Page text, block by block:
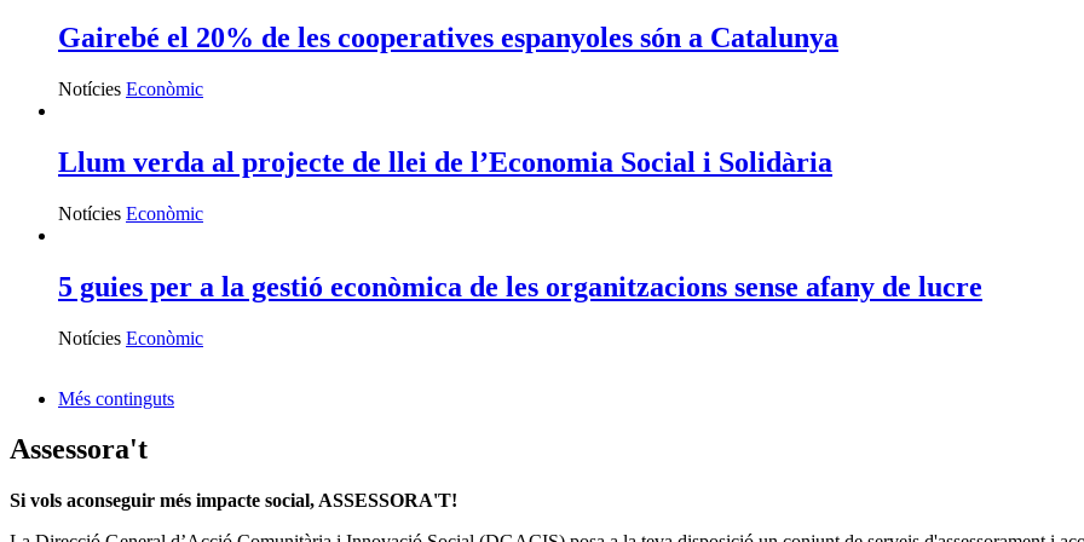
Gairebé el 20% de les cooperatives espanyoles són a Catalunya
Notícies Econòmic
Llum verda al projecte de llei de l’Economia Social i Solidària
Notícies Econòmic
5 guies per a la gestió econòmica de les organitzacions sense afany de lucre
Notícies Econòmic
Més continguts
Assessora't
Si vols aconseguir més impacte social, ASSESSORA'T!